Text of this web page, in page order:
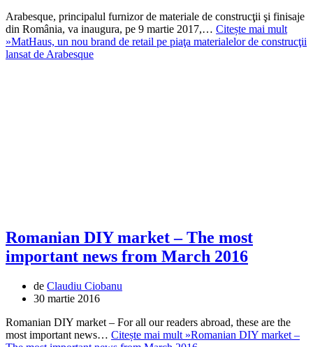
Arabesque, principalul furnizor de materiale de construcţii şi finisaje
din România, va inaugura, pe 9 martie 2017,… Citește mai mult
»MatHaus, un nou brand de retail pe piaţa materialelor de construcţii
lansat de Arabesque
Romanian DIY market – The most
important news from March 2016
de Claudiu Ciobanu
30 martie 2016
Romanian DIY market – For all our readers abroad, these are the
most important news… Citește mai mult »Romanian DIY market –